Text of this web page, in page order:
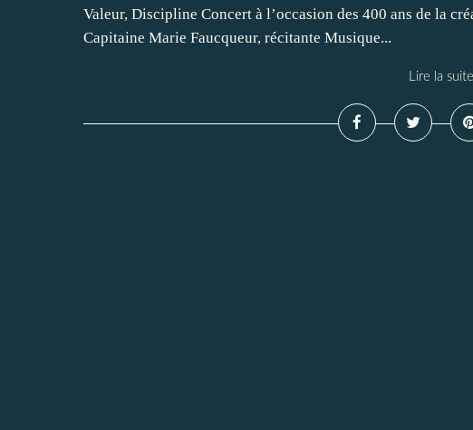
Valeur, Discipline Concert à l’occasion des 400 ans de la
Capitaine Marie Faucqueur, récitante Musique...
Lire la suite